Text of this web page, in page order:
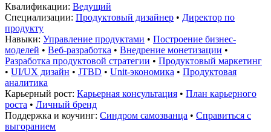
Квалификации: Ведущий
Специализации: Продуктовый дизайнер • Директор по
продукту
Навыки: Управление продуктами • Построение бизнес-
моделей • Веб-разработка • Внедрение монетизации •
Разработка продуктовой стратегии • Продуктовый маркетинг
• UI/UX дизайн • JTBD • Unit-экономика • Продуктовая
аналитика
Карьерный рост: Карьерная консультация • План карьерного
роста • Личный бренд
Поддержка и коучинг: Синдром самозванца • Справиться с
выгоранием